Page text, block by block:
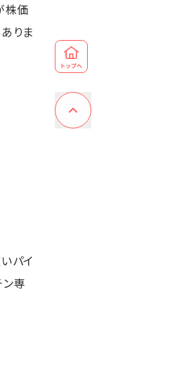
株価
りま
パイ
専